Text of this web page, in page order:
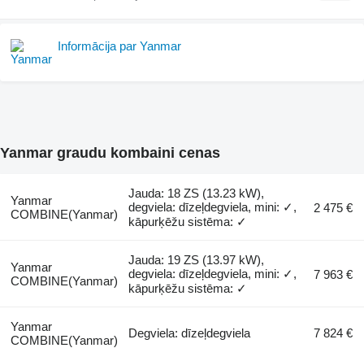
Informācija par Yanmar
Yanmar graudu kombaini cenas
Yanmar
COMBINE(Yanmar)
Jauda: 18 ZS (13.23 kW),
degviela: dīzeļdegviela, mini: ✓,
kāpurķēžu sistēma: ✓
2 475 €
Yanmar
COMBINE(Yanmar)
Jauda: 19 ZS (13.97 kW),
degviela: dīzeļdegviela, mini: ✓,
kāpurķēžu sistēma: ✓
7 963 €
Yanmar
COMBINE(Yanmar)
Degviela: dīzeļdegviela 7 824 €